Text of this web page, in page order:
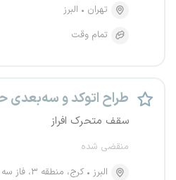
تهران
البرز
تمام وقت
طراح اتوکد و سه‌بعدی
سقف متحرک افراز
منقضی شده
البرز
کرج، منطقه ۳، فاز سه مهرشهر